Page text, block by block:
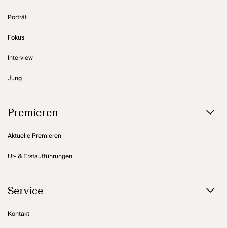
Porträt
Fokus
Interview
Jung
Premieren
Aktuelle Premieren
Ur- & Erstaufführungen
Service
Kontakt